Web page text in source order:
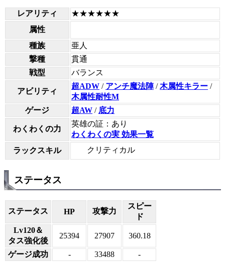
レアリティ
★★★★★★
属性
種族
亜人
撃種
貫通
戦型
バランス
アビリティ
超ADW / アンチ魔法陣/木属性キラー /
木属性耐性M
ゲージ
超AW / 底力
わくわくの力
英雄の証：あり
わくわくの実 効果一覧
ラックスキル
クリティカル
ステータス
ステータス HP 攻撃力
スピー
ド
Lv120＆
タス強化後
25394 27907 360.18
ゲージ成功 - 33488 -